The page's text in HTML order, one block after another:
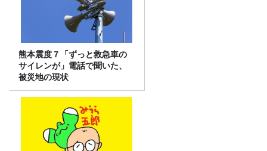
熊本震度７「ずっと救急車の
サイレンが」電話で聞いた、
被災地の現状